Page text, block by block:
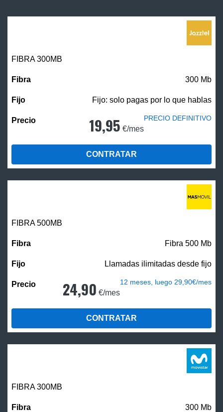
FIBRA 300MB
300 Mb
Fijo: solo pagas por lo que hablas
19,95 €/mes
PRECIO DEFINITIVO
CONTRATAR
FIBRA500MB
Fibra 500 Mb
Llamadas ilimitadas desde fijo
24,90 €/mes
12 meses, luego 29,90€/mes
CONTRATAR
FIBRA 300MB
300 Mb